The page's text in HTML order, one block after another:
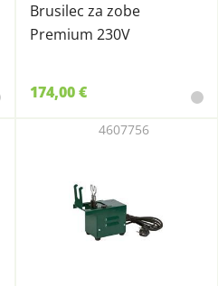
Brusilec za zobe
Premium 230V
174,00 €
4607756